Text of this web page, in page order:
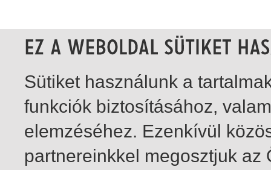
Sütiket használunk a
funkciók biztosításához,
elemzéséhez. Ezenkívül
partnereinkkel megosztjuk